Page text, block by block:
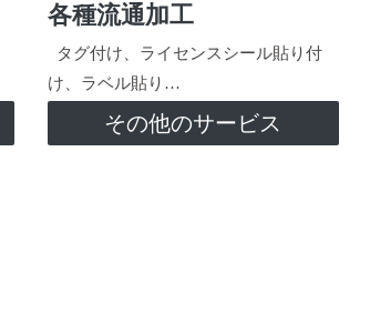
各種流通加工
タグ付け、ライセンスシール貼り付
け、ラベル貼り…
その他のサービス